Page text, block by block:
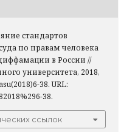
стандартов
по правам человека
в России //
университета, 2018,
38. URL:
38.
ссылок